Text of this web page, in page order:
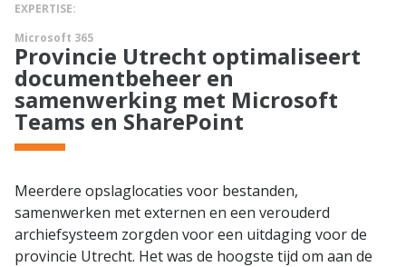
EXPERTISE:
Microsoft 365
Provincie Utrecht optimaliseert
documentbeheer en
samenwerking met Microsoft
Teams en SharePoint
Meerdere opslaglocaties voor bestanden,
samenwerken met externen en een verouderd
archiefsysteem zorgden voor een uitdaging voor de
provincie Utrecht. Het was de hoogste tijd om aan de